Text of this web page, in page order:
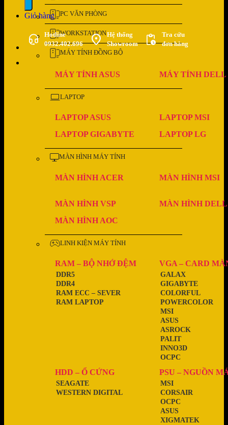
Giỏ hàng
Hotline
0932.402.696
Hệ thống
Showroom
Tra cứu
đơn hàng
PC VĂN PHÒNG
WORKSTATION
MÁY TÍNH ĐỒNG BỘ
MÁY TÍNH ASUS MÁY TÍNH DELL
LAPTOP
LAPTOP ASUS
LAPTOP MSI
LAPTOP GIGABYTE
LAPTOP LG
MÀN HÌNH MÁY TÍNH
MÀN HÌNH ACER MÀN HÌNH MSI
MÀN HÌNH VSP
MÀN HÌNH DELL
MÀN HÌNH AOC
LINH KIỆN MÁY TÍNH
RAM – BỘ NHỚ ĐỆM
RAM LAPTOP
RAM ECC – SEVER
DDR4
DDR5
VGA – CARD
OCPC
INNO3D
PALIT
ASROCK
ASUS
MSI
POWERCOLOR
COLORFUL
GIGABYTE
GALAX
HDD – Ổ CỨNG
WESTERN DIGITAL
SEAGATE
PSU – NGUỒN
XIGMATEK
ASUS
OCPC
CORSAIR
MSI